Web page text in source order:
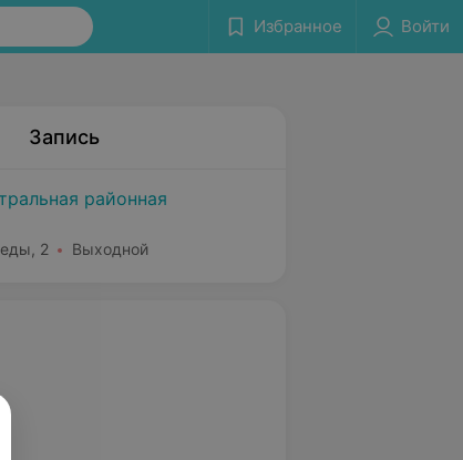
Избранное Войти
Запись
районная
2 Выходной